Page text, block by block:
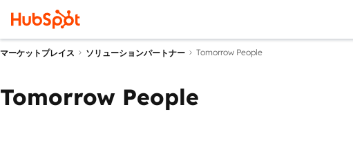
マーケットプレイス ソリューションパートナー Tomorrow People
Tomorrow People